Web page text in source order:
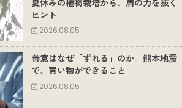
夏休みの植物栽培から、肩の力を抜く
ヒント
2026.08.05
善意はなぜ「ずれる」のか。熊本地震
で、買い物ができること
2026.08.05